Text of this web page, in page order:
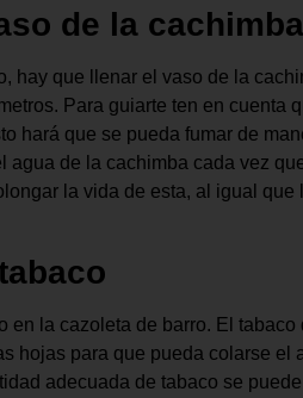
de la cachimba
hay que llenar el vaso de la
Para guiarte ten en cuenta
hará que se pueda fumar de
agua de la cachimba cada vez
la vida de esta, al igual que
en la cazoleta de barro. El
hojas para que pueda colarse el
adecuada de tabaco se